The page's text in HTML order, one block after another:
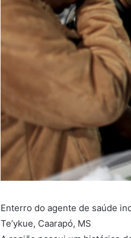
Enterro do agente de saúde
Te’ykue, Caarapó, MS